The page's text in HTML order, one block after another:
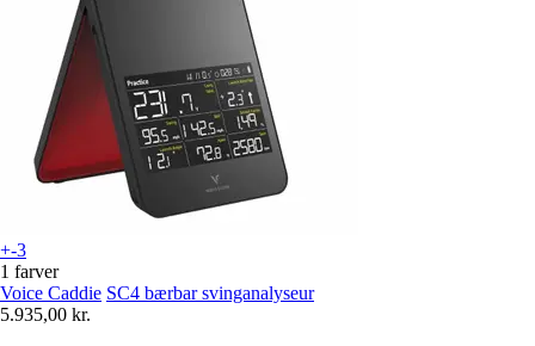
+-3
1 farver
Voice Caddie SC4 bærbar svinganalyseur
5.935,00 kr.